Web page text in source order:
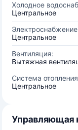
Холодное
Центральное
Центральное
Вентиляция:
Вытяжная
Система
Центральное
Управляющая